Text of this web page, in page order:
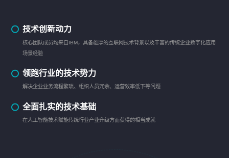
技术创新动力
核心团队成员均来自IBM，具备雄厚的互联网技术背景以及丰富的传统企业数字化应用
场景经验
领跑行业的技术势力
解决企业业务流程繁琐、组织人员冗余、运营效率低下等问题
全面扎实的技术基础
在人工智能技术赋能传统行业产业升级方面获得的相当成就